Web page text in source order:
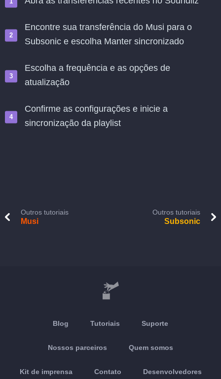
Encontre sua transferência do Musi para o
Subsonic e escolha Manter sincronizado
Escolha a frequência e as opções de
atualização
Confirme as configurações e inicie a
sincronização da playlist
Outros tutoriais
Musi
Outros tutoriais
Subsonic
Blog Tutoriais Suporte
Nossos parceiros Quem somos
Kit de imprensa Contato Desenvolvedores